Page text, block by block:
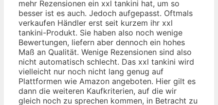
mehr Rezensionen ein xxl tankini hat, um so
besser ist es auch. Jedoch aufgepasst. Oftmals
verkaufen Händler erst seit kurzem ihr xxl
tankini-Produkt. Sie haben also noch wenige
Bewertungen, liefern aber dennoch ein hohes
Maß an Qualität. Wenige Rezensionen sind also
nicht automatisch schlecht. Das xxl tankini wird
vielleicht nur noch nicht lang genug auf
Plattformen wie Amazon angeboten. Hier gilt es
dann die weiteren Kaufkriterien, auf die wir
gleich noch zu sprechen kommen, in Betracht zu